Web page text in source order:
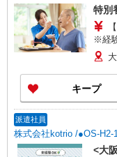
特別
※経
キープ
派遣社員
株式会社kotrio /●OS-H2-
<大